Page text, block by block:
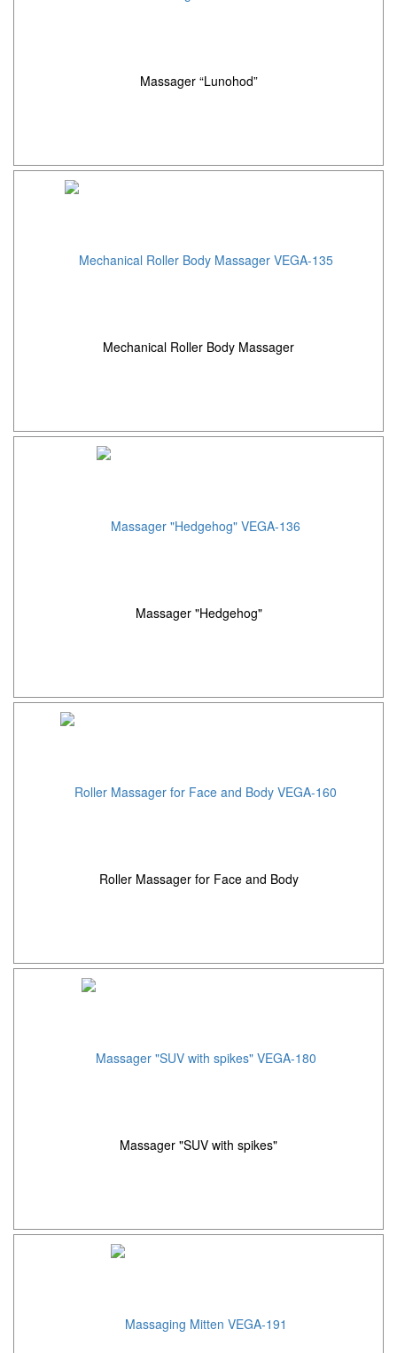
Massager “Lunohod”
Mechanical Roller Body Massager
Massager "Hedgehog"
Roller Massager for Face and Body
Massager "SUV with spikes"